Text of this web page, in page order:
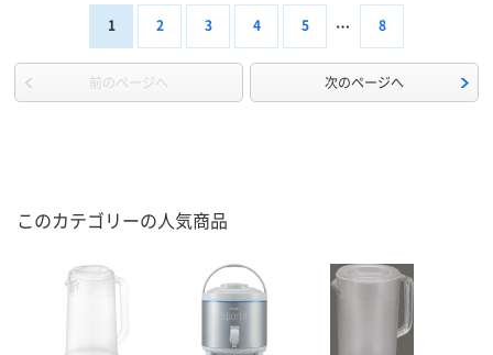
1 2 3 4 5 8
前のページへ 次のページへ
このカテゴリーの人気商品